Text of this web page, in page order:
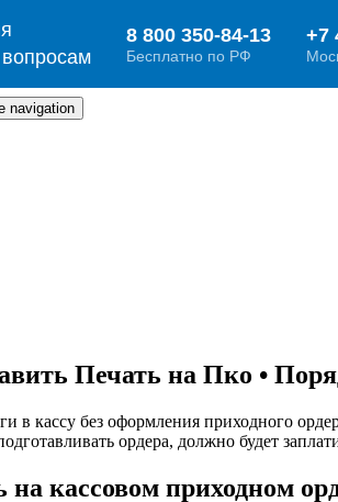
navigation
Печать на Пко •
в кассу без оформления приходного
ордера, должно будет
на кассовом приходном